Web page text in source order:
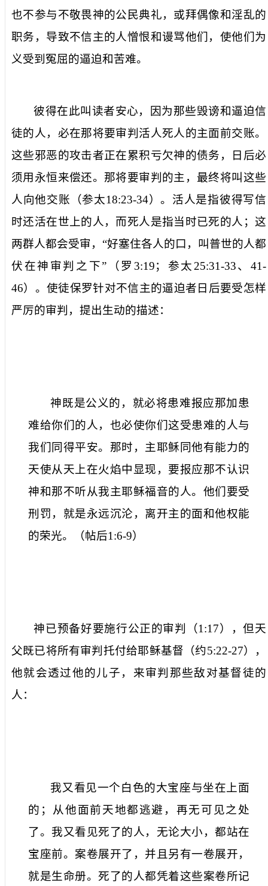
也不参与不敬畏神的公民典礼，或拜偶像和淫乱的
职务，导致不信主的人憎恨和谩骂他们，使他们为
义受到冤屈的逼迫和苦难。
彼得在此叫读者安心，因为那些毁谤和逼迫信
徒的人， 必在那将要审判活人死人的主面前交账。
这些邪恶的攻击者正在累积亏欠神的债务，日后必
须用永恒来偿还。 那将要审判 的主，最终将叫这些
人向他交账（参太18:23-34）。活人是指彼得写信
时还活在世上的人，而死人是指当时已死的人；这
两群人都会受审，“好塞住各人的口，叫普世的人都
伏在神审判之下”（罗 3:19；参太 25:31-33、41-
46）。使徒保罗针对不信主的逼迫者日后要受怎样
严厉的审判，提出生动的描述：
神既是公义的，就必将患难报应那加患
难给你们的人，也必使你们这受患难的人与
我们同得平安。那时，主耶稣同他有能力的
天使从天上在火焰中显现，要报应那不认识
神和那不听从我主耶稣福音的人。他们要受
刑罚，就是永远沉沦，离开主的面和他权能
的荣光。（帖后1:6-9）
神已预备好要施行公正的审判（1:17），但天
父既已将所有审判托付给耶稣基督（约5:22-27），
他就会透过他的儿子，来审判那些敌对基督徒的
人：
我又看见一个白色的大宝座与坐在上面
的；从他面前天地都逃避，再无可见之处
了。我又看见死了的人，无论大小，都站在
宝座前。案卷展开了，并且另有一卷展开，
就是生命册。死了的人都凭着这些案卷所记